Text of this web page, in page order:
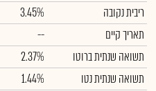
ריבית נקובה
3.45%
תאריך קיים
--
תשואה שנתית ברוטו
2.37%
תשואה שנתית נטו
1.44%